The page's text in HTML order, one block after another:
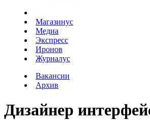
Магазинус
Медиа
Экспресс
Иронов
Журналус
Вакансии
Архив
Дизайнер